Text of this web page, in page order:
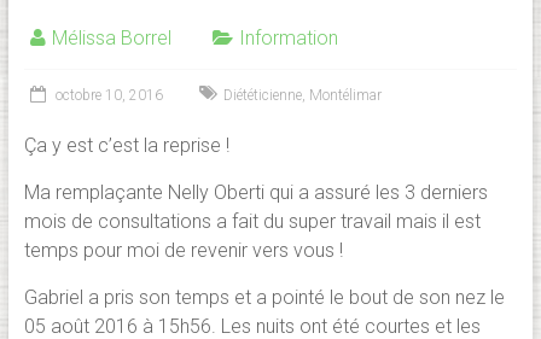
Mélissa Borrel Information
octobre 10, 2016 Diététicienne, Montélimar
Ça y est c’est la reprise !
Ma remplaçante Nelly Oberti qui a assuré les 3 derniers
mois de consultations a fait du super travail mais il est
temps pour moi de revenir vers vous !
Gabriel a pris son temps et a pointé le bout de son nez le
05 août 2016 à 15h56. Les nuits ont été courtes et les